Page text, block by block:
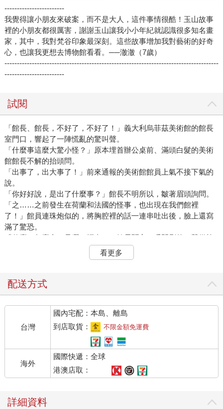
------------------------
我覺得讓小朋友來破案，而不是大人，這件事情很酷！玉山故事
裡的小朋友都很厲害，謝謝玉山讓我小小年紀就認識很多知名畫
家，其中，我對梵谷印象最深刻。這些故事增加我對藝術的好奇
心，也讓我更想去博物館看看。──澈澈（7歲）
--------------------------------------------------------------------------------------
------------------------
試閱
「館長、館長，不好了，不好了！」義大利烏菲茲美術館的館長
室門口，響起了一陣慌亂的驚叫聲。
「什麼事這麼大驚小怪？」原本埋首辦公桌前、滿頭白髮的美術
館館長不解的抬頭問。
「出事了，出大事了！」前來通報的美術館館員上氣不接下氣的
說。
「你好好說，是出了什麼事？」館長不明所以，皺著眉頭詢問。
「之……之前發生在荷蘭和法國的怪事，也出現在我們館裡
了！」館員連珠炮似的，將胸腔裡的話一連串吐出後，臉上還寫
滿了驚恐。
「什麼？怎麼會？是哪一幅畫？」館長聞言，瞬間刷的一聲從椅
「是〈維納斯的誕生〉！」館員哭喪著臉說。
之寶耶！快快，我們趕緊去看看。」
心理準備，但看到畫的那一瞬間，館長還是嚇傻了，維納斯女神
被她自己的長髮遮住了半張臉。再仔細一看，畫面左邊原本有一
個正在鼓氣吹風的西風之神，居然不見了。 因為西風之神的消
失，原本和他一起的微風之神，從空中墜落到蘆葦叢旁一臉錯
愕。飛舞在空中的花朵全都掉在了海上，維納斯的長髮看來也是
因為沒有西風之神吹的風，所以不飄揚了，這才蓋住了臉。
「這……這……這……到底是怎麼回事？好好的女神怎麼會變成
這樣？我們最近有接到任何恐嚇電話嗎？」館長焦急的問館員。
「還是最近有任何參觀的遊客靠近這幅作品嗎？」館長進一步詢
看更多
配送方式
台灣
國內宅配：本島、離島
到店取貨：
不限金額免運費
海外
國際快遞：全球
港澳店取：
詳細資料